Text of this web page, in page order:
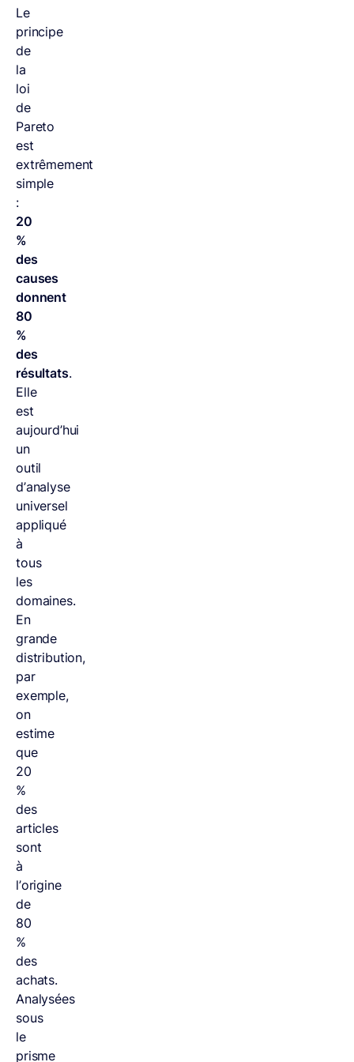
Le
principe
de
la
loi
de
Pareto
est
extrêmement
simple
:
20
%
des
causes
donnent
80
%
des
résultats.
Elle
est
aujourd’hui
un
outil
d’analyse
universel
appliqué
à
tous
les
domaines.
En
grande
distribution,
par
exemple,
on
estime
que
20
%
des
articles
sont
à
l’origine
de
80
%
des
achats.
Analysées
sous
le
prisme